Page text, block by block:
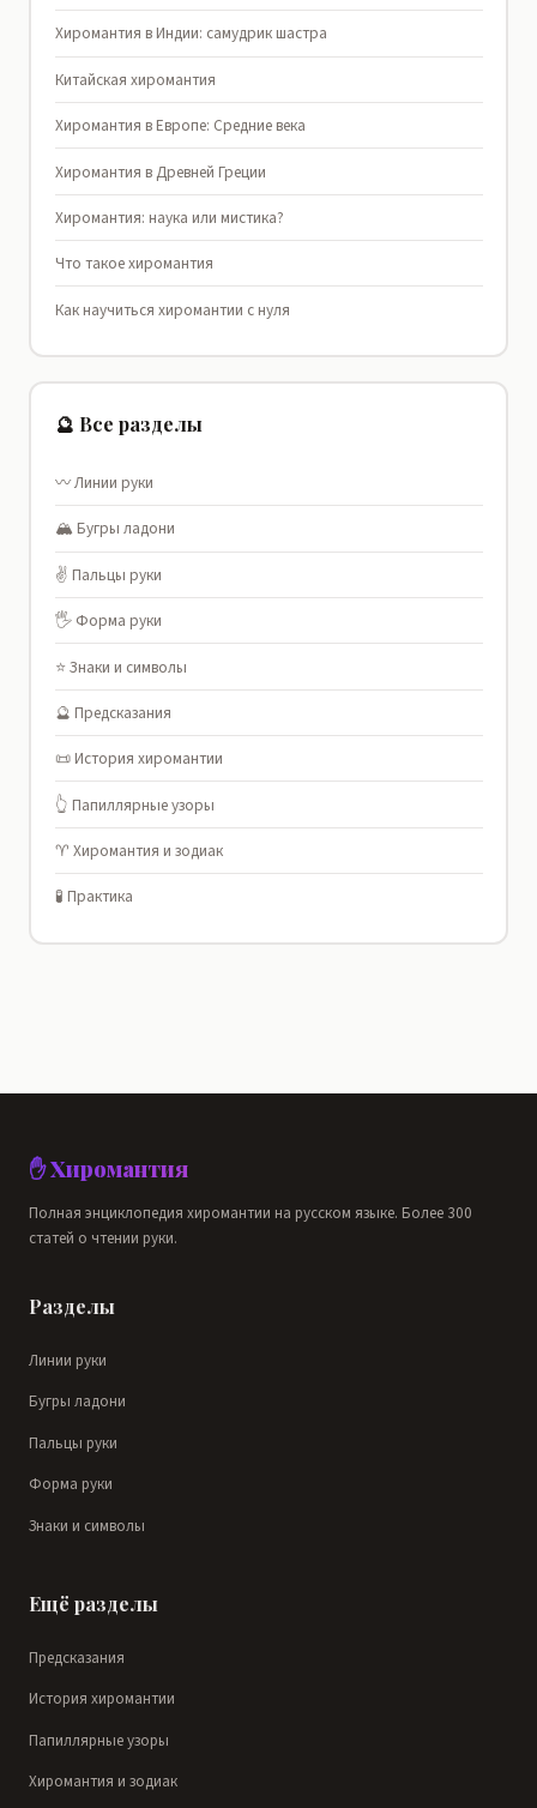
Хиромантия в Индии: самудрик шастра
Китайская хиромантия
Хиромантия в Европе: Средние века
Хиромантия в Древней Греции
Хиромантия: наука или мистика?
Что такое хиромантия
Как научиться хиромантии с нуля
🔮 Все разделы
〰️ Линии руки
🏔️ Бугры ладони
✌️ Пальцы руки
🖐️ Форма руки
⭐ Знаки и символы
🔮 Предсказания
📜 История хиромантии
👆 Папиллярные узоры
♈ Хиромантия и зодиак
🧪 Практика
✋ Хиромантия
Полная энциклопедия хиромантии на русском языке. Более 300
статей о чтении руки.
Разделы
Линии руки
Бугры ладони
Пальцы руки
Форма руки
Знаки и символы
Ещё разделы
Предсказания
История хиромантии
Папиллярные узоры
Хиромантия и зодиак